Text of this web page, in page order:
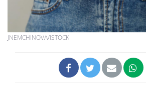
JNEMCHINOVA/ISTOCK